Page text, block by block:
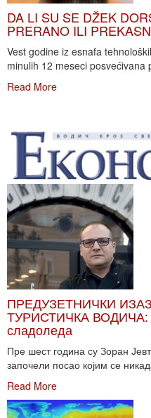
DA LI SU SE DŽEK
PRERANO ILI
Vest godine iz esnafa
minulih 12 meseci posvećivana
Read More
ПРЕДУЗЕТНИЧКИ
ТУРИСТИЧКА ВОДИЧА:
сладоледа
Пре шест година су Зоран
започели посао којим се
Read More